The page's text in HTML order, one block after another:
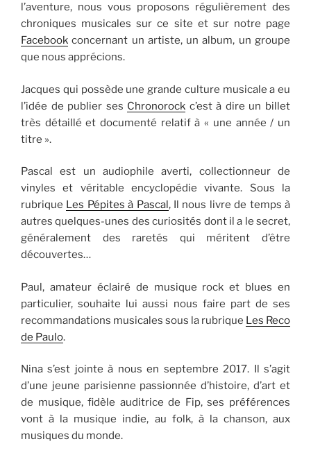
l’aventure, nous vous proposons régulièrement des
chroniques musicales sur ce site et sur notre page
Facebook concernant un artiste, un album, un groupe
que nous apprécions.
Jacques qui possède une grande culture musicale a eu
l’idée de publier ses Chronorock c’est à dire un billet
très détaillé et documenté relatif à « une année / un
titre ».
Pascal est un audiophile averti, collectionneur de
vinyles et véritable encyclopédie vivante. Sous la
rubrique Les Pépites à Pascal, Il nous livre de temps à
autres quelques-unes des curiosités dont il a le secret,
généralement des raretés qui méritent d’être
découvertes…
Paul, amateur éclairé de musique rock et blues en
particulier, souhaite lui aussi nous faire part de ses
recommandations musicales sous la rubrique Les Reco
de Paulo.
Nina s’est jointe à nous en septembre 2017. Il s’agit
d’une jeune parisienne passionnée d’histoire, d’art et
de musique, fidèle auditrice de Fip, ses préférences
vont à la musique indie, au folk, à la chanson, aux
musiques du monde.